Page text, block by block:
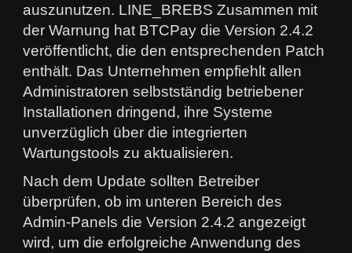
auszunutzen. LINE_BREBS Zusammen mit
der Warnung hat BTCPay die Version 2.4.2
veröffentlicht, die den entsprechenden Patch
enthält. Das Unternehmen empfiehlt allen
Administratoren selbstständig betriebener
Installationen dringend, ihre Systeme
unverzüglich über die integrierten
Wartungstools zu aktualisieren.
Nach dem Update sollten Betreiber
überprüfen, ob im unteren Bereich des
Admin-Panels die Version 2.4.2 angezeigt
wird, um die erfolgreiche Anwendung des